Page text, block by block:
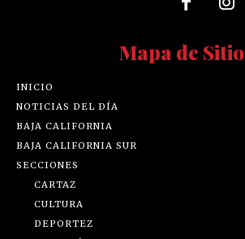
Mapa de Sitio
INICIO
NOTICIAS DEL DÍA
BAJA CALIFORNIA
BAJA CALIFORNIA SUR
SECCIONES
CARTAZ
CULTURA
DEPORTEZ